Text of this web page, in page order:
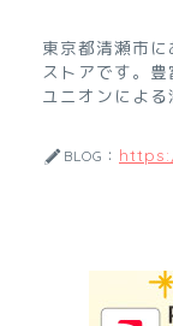
東京都清瀬市
ストアです。
ユニオンによる
BLOG：